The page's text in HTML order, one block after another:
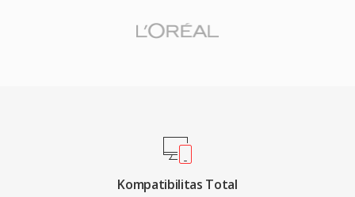
revolusi musik digital, memungkinkan
media, sistem operasi, dan perangkat portabel.
Kompatibilitas Total